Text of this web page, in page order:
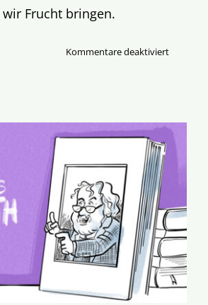
Frucht bringen.
Kommentare deaktiviertfür